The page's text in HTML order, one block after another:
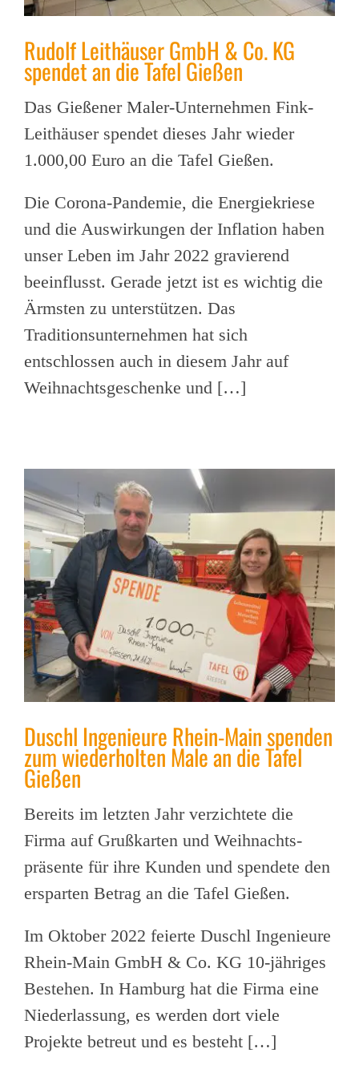
Rudolf Leithäuser GmbH & Co. KG
spendet an die Tafel Gießen
Das Gießener Maler-Unternehmen Fink-
Leithäuser spendet dieses Jahr wieder
1.000,00 Euro an die Tafel Gießen.
Die Corona-Pandemie, die Energiekriese
und die Auswirkungen der Inflation haben
unser Leben im Jahr 2022 gravierend
beeinflusst. Gerade jetzt ist es wichtig die
Ärmsten zu unterstützen. Das
Traditionsunternehmen hat sich
entschlossen auch in diesem Jahr auf
Weihnachtsgeschenke und […]
Duschl Ingenieure Rhein-Main spenden
zum wiederholten Male an die Tafel
Gießen
Bereits im letzten Jahr verzichtete die
Firma auf Grußkarten und Weihnachts-
präsente für ihre Kunden und spendete den
ersparten Betrag an die Tafel Gießen.
Im Oktober 2022 feierte Duschl Ingenieure
Rhein-Main GmbH & Co. KG 10-jähriges
Bestehen. In Hamburg hat die Firma eine
Niederlassung, es werden dort viele
Projekte betreut und es besteht […]